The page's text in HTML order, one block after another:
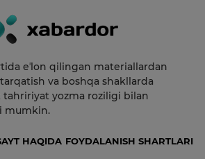
eʼlon qilingan materiallardan
va boshqa shakllarda
tahririyat yozma roziligi bilan
mumkin.
HAQIDA FOYDALANISH SHARTLARI